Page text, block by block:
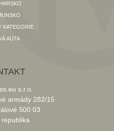
KATEGORIE
AUTA
s.r.o.
armády 282/15
500 03